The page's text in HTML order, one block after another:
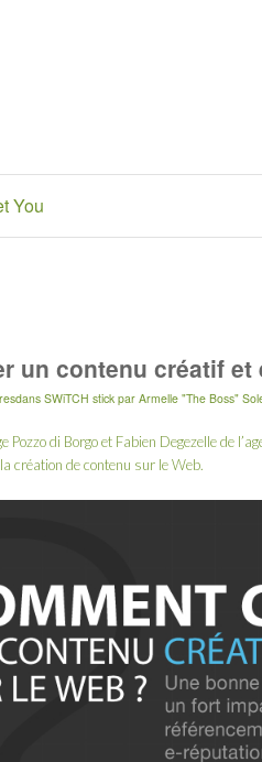
You
un contenu créatif et
dans SWiTCH stick par Armelle "The Boss"
Pozzo di Borgo et Fabien Degezelle de
création de contenu sur le Web.